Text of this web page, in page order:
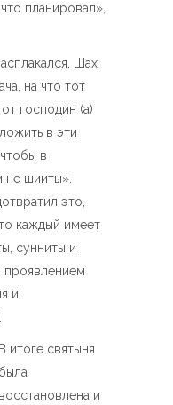
планировал»,
Шах
на что тот
господин (а)
в эти
в
не шииты».
это,
каждый имеет
сунниты и
проявлением
и
В итоге святыня
была
восстановлена и